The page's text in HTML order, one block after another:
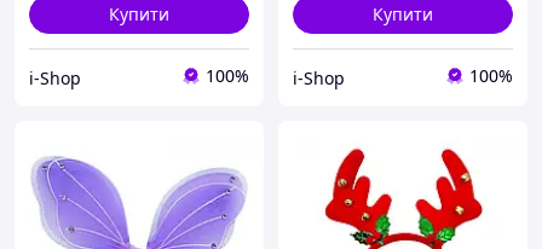
Купити
i-Shop 100%
Купити
i-Shop 100%